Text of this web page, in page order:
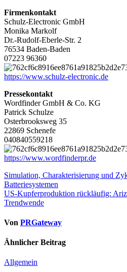
Firmenkontakt
Schulz-Electronic GmbH
Monika Markolf
Dr.-Rudolf-Eberle-Str. 2
76534 Baden-Baden
07223 96360
https://www.schulz-electronic.de
Pressekontakt
Wordfinder GmbH & Co. KG
Patrick Schulze
Osterbrooksweg 35
22869 Schenefe
040840559218
https://www.wordfinderpr.de
Beitragsnavigation
Simulation, Charakterisierung und
Batteriesystemen
US-Kupferproduktion rückläufig:
Trendwende
Von PRGateway
Ähnlicher Beitrag
Allgemein